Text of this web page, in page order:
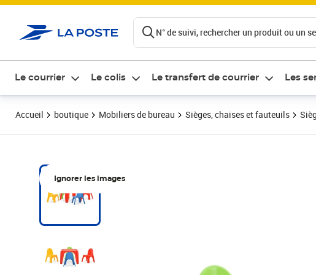
N° de suivi, rechercher un produit ou un
Le courrier Le colis Le transfert de courrier Les
Accueil boutique Mobiliers de bureau Sièges, chaises et fauteuils
Ignorer les images